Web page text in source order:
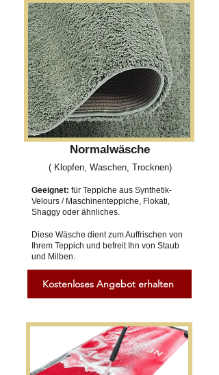
Normalwäsche
( Klopfen, Waschen, Trocknen)
Geeignet: für Teppiche aus Synthetik-
Velours / Maschinenteppiche, Flokati,
Shaggy oder ähnliches.
Diese Wäsche dient zum Auffrischen von
Ihrem Teppich und befreit Ihn von Staub
und Milben.
Kostenloses Angebot erhalten